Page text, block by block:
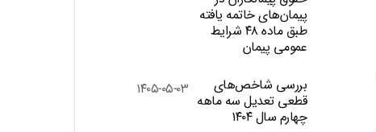
پیمان‌های خاتمه یافته
طبق ماده ۴۸ شرایط
عمومی پیمان
بررسی شاخص‌های
قطعی تعدیل سه ماهه
چهارم سال ۱۴۰۴
۱۴۰۵-۰۵-۰۳